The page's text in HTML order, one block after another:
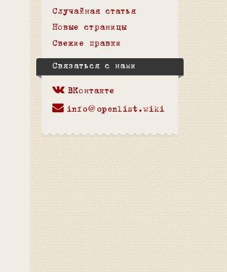
Случайная статья
Новые страницы
Свежие правки
Связаться с нами
ВКонтакте
info@openlist.wiki